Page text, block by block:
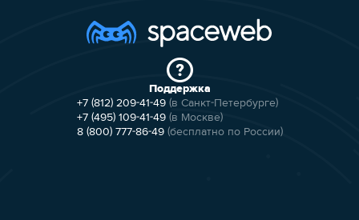
Поддержка
+7 (812) 209-41-49 (в Санкт-Петербурге)
+7 (495) 109-41-49 (в Москве)
8 (800) 777-86-49 (бесплатно по России)